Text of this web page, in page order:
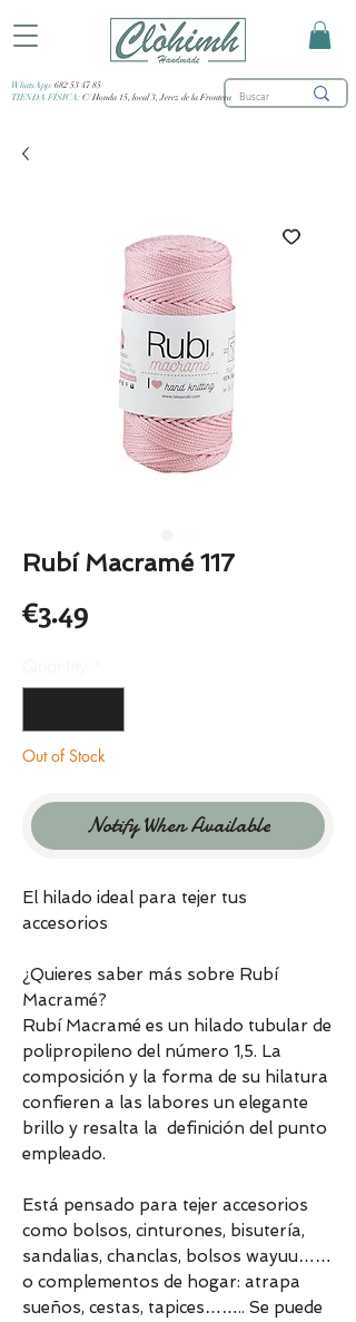
WhatsApp: 682 53 47 85
TIENDA FÍSICA: C/ Honda 15, local 3, Jerez de la Frontera
Rubí Macramé 117
€3.49Price
Out of Stock
Notify When Available
El hilado ideal para tejer tus
accesorios
¿Quieres saber más sobre Rubí
Macramé?
Rubí Macramé es un hilado tubular de
polipropileno del número 1,5. La
composición y la forma de su hilatura
confieren a las labores un elegante
brillo y resalta la definición del punto
empleado.
Está pensado para tejer accesorios
como bolsos, cinturones, bisutería,
sandalias, chanclas, bolsos wayuu……
o complementos de hogar: atrapa
sueños, cestas, tapices…….. Se puede